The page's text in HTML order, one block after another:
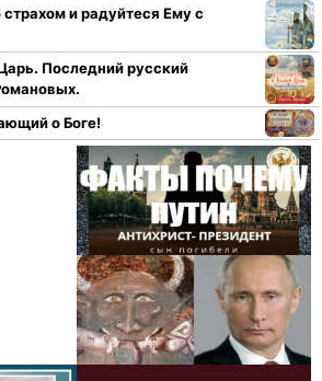
и радуйтеся Ему с
Последний русский
о Боге!